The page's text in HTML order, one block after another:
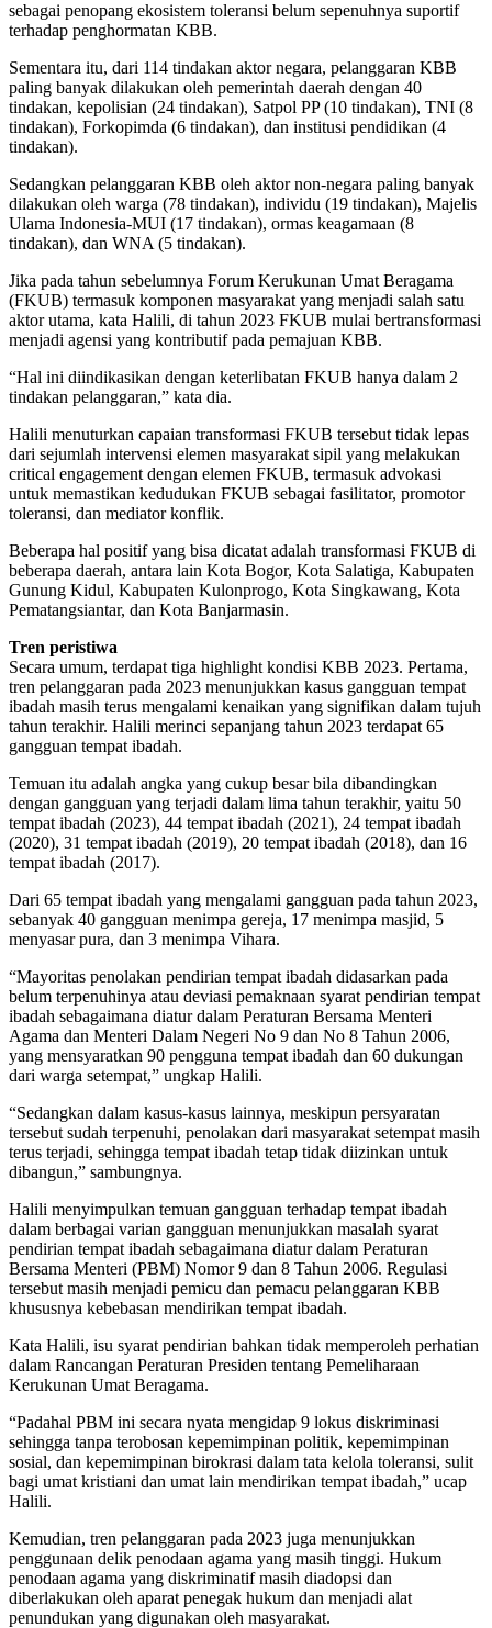
sebagai penopang ekosistem toleransi belum sepenuhnya suportif
terhadap penghormatan KBB.
Sementara itu, dari 114 tindakan aktor negara, pelanggaran KBB
paling banyak dilakukan oleh pemerintah daerah dengan 40
tindakan, kepolisian (24 tindakan), Satpol PP (10 tindakan), TNI (8
tindakan), Forkopimda (6 tindakan), dan institusi pendidikan (4
tindakan).
Sedangkan pelanggaran KBB oleh aktor non-negara paling banyak
dilakukan oleh warga (78 tindakan), individu (19 tindakan), Majelis
Ulama Indonesia-MUI (17 tindakan), ormas keagamaan (8
tindakan), dan WNA (5 tindakan).
Jika pada tahun sebelumnya Forum Kerukunan Umat Beragama
(FKUB) termasuk komponen masyarakat yang menjadi salah satu
aktor utama, kata Halili, di tahun 2023 FKUB mulai bertransformasi
menjadi agensi yang kontributif pada pemajuan KBB.
“Hal ini diindikasikan dengan keterlibatan FKUB hanya dalam 2
tindakan pelanggaran,” kata dia.
Halili menuturkan capaian transformasi FKUB tersebut tidak lepas
dari sejumlah intervensi elemen masyarakat sipil yang melakukan
critical engagement dengan elemen FKUB, termasuk advokasi
untuk memastikan kedudukan FKUB sebagai fasilitator, promotor
toleransi, dan mediator konflik.
Beberapa hal positif yang bisa dicatat adalah transformasi FKUB di
beberapa daerah, antara lain Kota Bogor, Kota Salatiga, Kabupaten
Gunung Kidul, Kabupaten Kulonprogo, Kota Singkawang, Kota
Pematangsiantar, dan Kota Banjarmasin.
Tren peristiwa
Secara umum, terdapat tiga highlight kondisi KBB 2023. Pertama,
tren pelanggaran pada 2023 menunjukkan kasus gangguan tempat
ibadah masih terus mengalami kenaikan yang signifikan dalam tujuh
tahun terakhir. Halili merinci sepanjang tahun 2023 terdapat 65
gangguan tempat ibadah.
Temuan itu adalah angka yang cukup besar bila dibandingkan
dengan gangguan yang terjadi dalam lima tahun terakhir, yaitu 50
tempat ibadah (2023), 44 tempat ibadah (2021), 24 tempat ibadah
(2020), 31 tempat ibadah (2019), 20 tempat ibadah (2018), dan 16
tempat ibadah (2017).
Dari 65 tempat ibadah yang mengalami gangguan pada tahun 2023,
sebanyak 40 gangguan menimpa gereja, 17 menimpa masjid, 5
menyasar pura, dan 3 menimpa Vihara.
“Mayoritas penolakan pendirian tempat ibadah didasarkan pada
belum terpenuhinya atau deviasi pemaknaan syarat pendirian tempat
ibadah sebagaimana diatur dalam Peraturan Bersama Menteri
Agama dan Menteri Dalam Negeri No 9 dan No 8 Tahun 2006,
yang mensyaratkan 90 pengguna tempat ibadah dan 60 dukungan
dari warga setempat,” ungkap Halili.
“Sedangkan dalam kasus-kasus lainnya, meskipun persyaratan
tersebut sudah terpenuhi, penolakan dari masyarakat setempat masih
terus terjadi, sehingga tempat ibadah tetap tidak diizinkan untuk
dibangun,” sambungnya.
Halili menyimpulkan temuan gangguan terhadap tempat ibadah
dalam berbagai varian gangguan menunjukkan masalah syarat
pendirian tempat ibadah sebagaimana diatur dalam Peraturan
Bersama Menteri (PBM) Nomor 9 dan 8 Tahun 2006. Regulasi
tersebut masih menjadi pemicu dan pemacu pelanggaran KBB
khususnya kebebasan mendirikan tempat ibadah.
Kata Halili, isu syarat pendirian bahkan tidak memperoleh perhatian
dalam Rancangan Peraturan Presiden tentang Pemeliharaan
Kerukunan Umat Beragama.
“Padahal PBM ini secara nyata mengidap 9 lokus diskriminasi
sehingga tanpa terobosan kepemimpinan politik, kepemimpinan
sosial, dan kepemimpinan birokrasi dalam tata kelola toleransi, sulit
bagi umat kristiani dan umat lain mendirikan tempat ibadah,” ucap
Halili.
Kemudian, tren pelanggaran pada 2023 juga menunjukkan
penggunaan delik penodaan agama yang masih tinggi. Hukum
penodaan agama yang diskriminatif masih diadopsi dan
diberlakukan oleh aparat penegak hukum dan menjadi alat
penundukan yang digunakan oleh masyarakat.